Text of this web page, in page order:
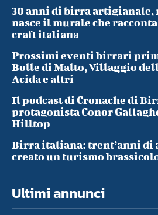
30 anni di birra
nasce il murale che
craft italiana
Prossimi eventi birrari
Bolle di Malto, Villaggio
Acida e altri
Il podcast di Cronache di
protagonista Conor
Hilltop
Birra italiana: trent’anni di
creato un turismo
Ultimi annunci